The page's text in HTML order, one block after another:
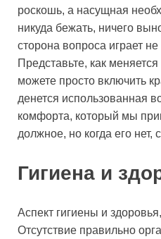
роскошь, а насущная
никуда бежать, ничего
сторона вопроса играет
Представьте, как
можете просто включить
денется использованная
комфорта, который мы
должное, но когда его нет,
Гигиена и
Аспект гигиены и
Отсутствие правильно